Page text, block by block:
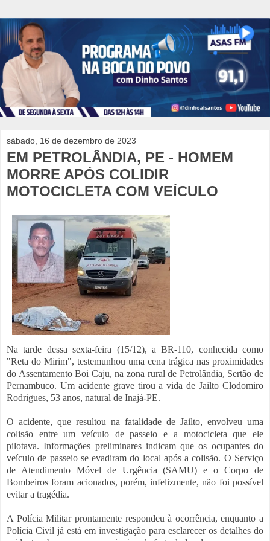
sábado, 16 de dezembro de 2023
EM PETROLÂNDIA, PE - HOMEM
MORRE APÓS COLIDIR
MOTOCICLETA COM VEÍCULO
Na tarde dessa sexta-feira (15/12), a BR-110, conhecida como
"Reta do Mirim", testemunhou uma cena trágica nas proximidades
do Assentamento Boi Caju, na zona rural de Petrolândia, Sertão de
Pernambuco. Um acidente grave tirou a vida de Jailto Clodomiro
Rodrigues, 53 anos, natural de Inajá-PE.
O acidente, que resultou na fatalidade de Jailto, envolveu uma
colisão entre um veículo de passeio e a motocicleta que ele
pilotava. Informações preliminares indicam que os ocupantes do
veículo de passeio se evadiram do local após a colisão. O Serviço
de Atendimento Móvel de Urgência (SAMU) e o Corpo de
Bombeiros foram acionados, porém, infelizmente, não foi possível
evitar a tragédia.
A Polícia Militar prontamente respondeu à ocorrência, enquanto a
Polícia Civil já está em investigação para esclarecer os detalhes do